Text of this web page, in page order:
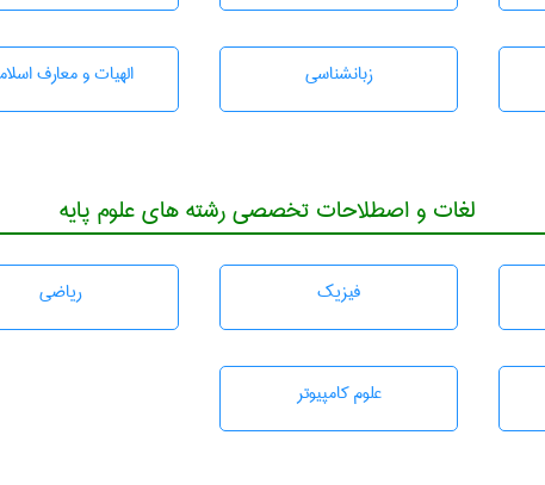
زبانشناسی الهیات و معارف
لغات و اصطلاحات تخصصی رشته های علوم پایه
فیزیک رياضی
علوم کامپیوتر